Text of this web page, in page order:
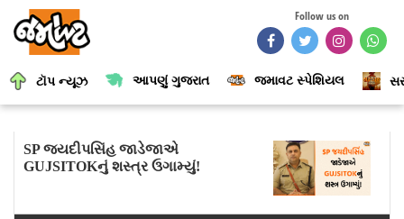
Follow us on
ટૉપ ન્યૂઝ આપણું ગુજરાત જમાવટ સ્પેશિયલ
SP જયદીપસિંહ જાડેજાએ
GUJSITOKનું શસ્ત્ર ઉગામ્યું!